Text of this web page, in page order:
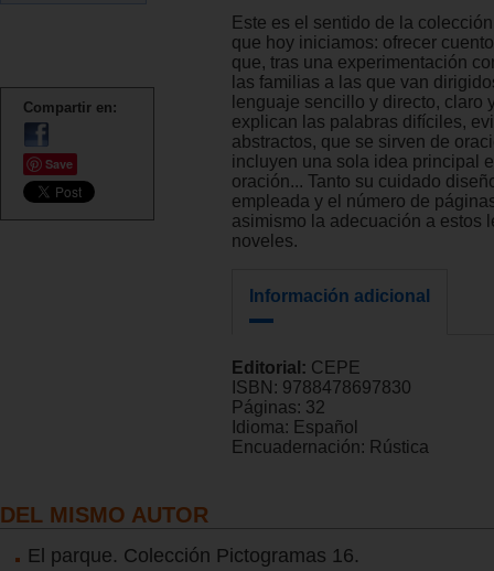
Compartir en:
Save
Este es el sentido de la
que hoy iniciamos: ofrecer
que, tras una experimentación
las familias a las que van
lenguaje sencillo y directo, claro
explican las palabras difíciles,
abstractos, que se sirven de
incluyen una sola idea principal
oración... Tanto su cuidado
empleada y el número de
asimismo la adecuación a estos
noveles.
Información adicional
Editorial: CEPE
ISBN: 9788478697830
Páginas: 32
Idioma: Español
Encuadernación: Rústica
DEL MISMO AUTOR
El parque. Colección Pictogramas 16.